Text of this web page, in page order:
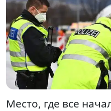
Место, где все